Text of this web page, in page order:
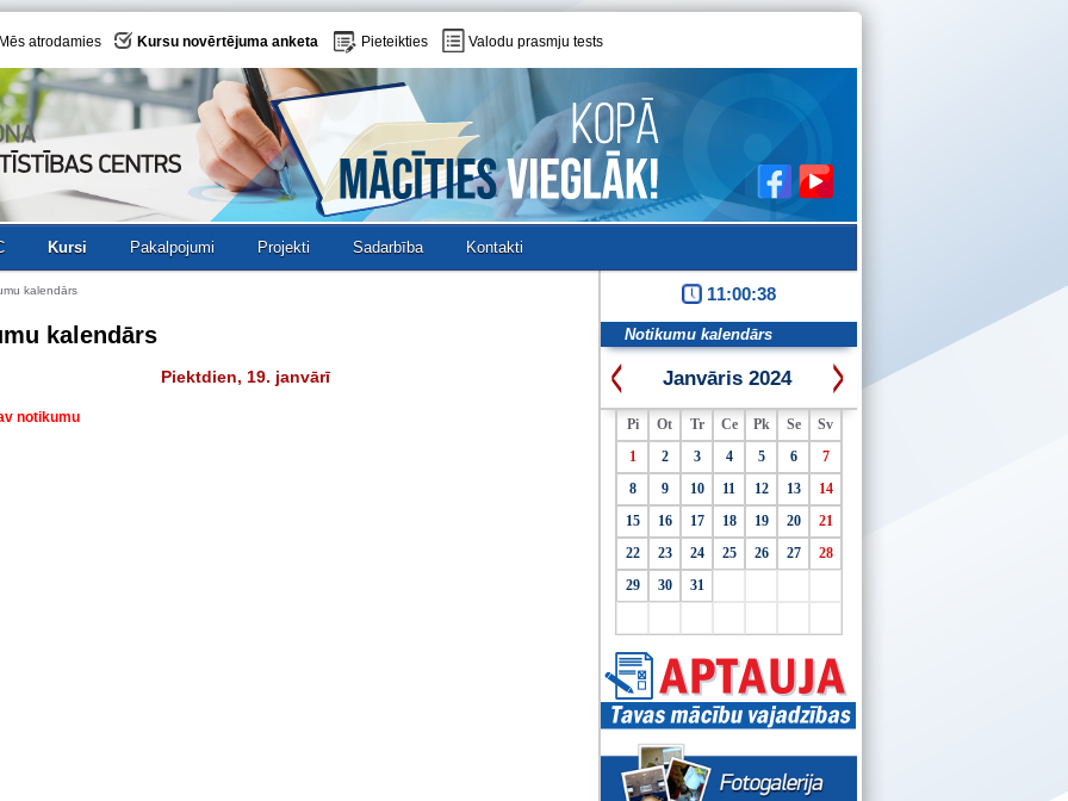
Mēs atrodamies Kursu novērtējuma anketa Pieteikties Valodu prasmju tests
Kursi Pakalpojumi Projekti Sadarbība Kontakti
kalendārs
kalendārs
Piektdien, 19. janvārī
notikumu
11:00:39
Notikumu kalendārs
Janvāris 2024
Pi Ot Tr Ce Pk Se
Sv
1
2 3 4 5 6
7
8
9 10 11 12 13
14
15
16 17 18 19 20
21
22
23 24 25 26 27
28
29
30 31